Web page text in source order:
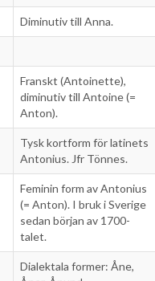
Diminutiv till Anna.
Franskt (Antoinette),
diminutiv till Antoine (=
Anton).
Tysk kortform för latinets
Antonius. Jfr Tönnes.
Feminin form av Antonius
(= Anton). I bruk i Sverige
sedan början av 1700-
talet.
Dialektala former: Åne,